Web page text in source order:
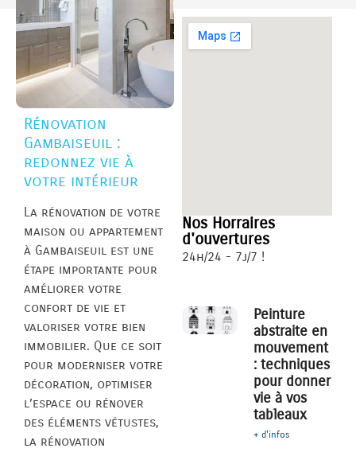
Rénovation
Gambaiseuil :
redonnez vie à
votre intérieur
La rénovation de votre
maison ou appartement
à Gambaiseuil est une
étape importante pour
améliorer votre
confort de vie et
valoriser votre bien
immobilier. Que ce soit
pour moderniser votre
décoration, optimiser
l’espace ou rénover
des éléments vétustes,
la rénovation
Nos Horraires
d'ouvertures
24h/24 - 7j/7 !
Peinture
abstraite en
mouvement
: techniques
pour donner
vie à vos
tableaux
+ d'infos